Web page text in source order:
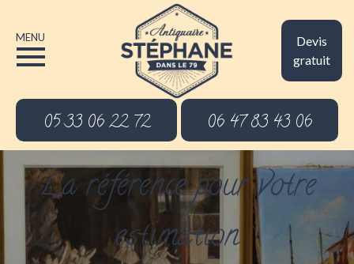
Devis
gratuit
MENU
05 33 06 22 72 06 47 83 43 06
La référence pour votre
estimation